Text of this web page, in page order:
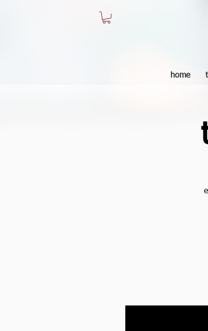
home